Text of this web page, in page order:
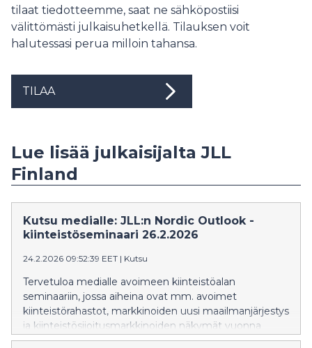
tilaat tiedotteemme, saat ne sähköpostiisi
välittömästi julkaisuhetkellä. Tilauksen voit
halutessasi perua milloin tahansa.
TILAA
Lue lisää julkaisijalta JLL
Finland
Kutsu medialle: JLL:n Nordic Outlook -
kiinteistöseminaari 26.2.2026
24.2.2026 09:52:39 EET | Kutsu
Tervetuloa medialle avoimeen kiinteistöalan
seminaariin, jossa aiheina ovat mm. avoimet
kiinteistörahastot, markkinoiden uusi maailmanjärjestys
ja kiinteistösijoitusmarkkinoiden näkymät vuonna
2026. Kiinteistöasiantuntija JLL järjestää seminaarin